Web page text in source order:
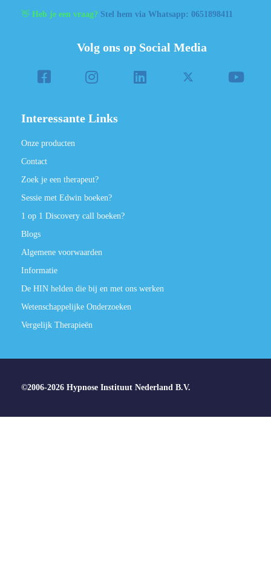
👋 Heb je een vraag? Stel hem via Whatsapp: 0651898411
Volg ons op Social Media
Interessante Links
Onze producten
Contact
Zoek je een therapeut?
Sessie met Edwin boeken?
1 op 1 Discovery call boeken?
Blogs
Algemene voorwaarden
Informatie
De HIN helden die bij en met ons werken
Wetenschappelijke Onderzoeken
Vergelijk Therapieën
©2006-2026 Hypnose Instituut Nederland B.V.